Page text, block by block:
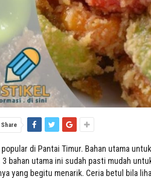
Share
di Pantai Timur. Bahan utama
bahan utama ini sudah pasti mudah
yang begitu menarik. Ceria betul bila